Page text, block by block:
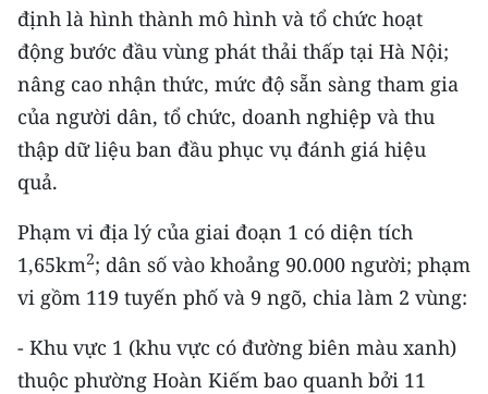
Media Xã hội
Media Pháp luật
Media Du lịch
Media Thế giới
Media Thể thao
Media Giáo dục
Media Khoa học - Công nghệ
định là hình thành mô hình và tổ chức hoạt
động bước đầu vùng phát thải thấp tại Hà Nội;
nâng cao nhận thức, mức độ sẵn sàng tham gia
của người dân, tổ chức, doanh nghiệp và thu
thập dữ liệu ban đầu phục vụ đánh giá hiệu
quả.
Phạm vi địa lý của giai đoạn 1 có diện tích
1,65km2; dân số vào khoảng 90.000 người; phạm
vi gồm 119 tuyến phố và 9 ngõ, chia làm 2 vùng:
- Khu vực 1 (khu vực có đường biên màu xanh)
thuộc phường Hoàn Kiếm bao quanh bởi 11